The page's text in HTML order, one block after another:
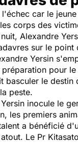
car le
corps des
Alexandre
sur le
Yersin
pour
basculer le
peste.
inocule le
les premiers
a bénéficié
Le Pr